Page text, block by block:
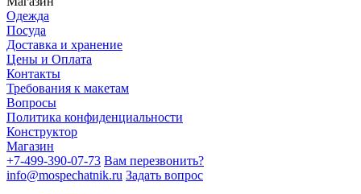
Одежда
Посуда
Доставка и хранение
Цены и Оплата
Контакты
Требования к макетам
Вопросы
Политика конфиденциальности
Конструктор
Магазин
+7-499-390-07-73 Вам перезвонить?
info@mospechatnik.ru Задать вопрос